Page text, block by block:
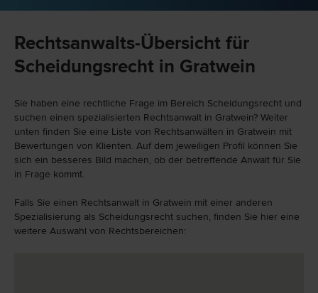
Rechtsanwalts-Übersicht für
Scheidungsrecht in Gratwein
Sie haben eine rechtliche Frage im Bereich Scheidungsrecht und
suchen einen spezialisierten Rechtsanwalt in Gratwein? Weiter
unten finden Sie eine Liste von Rechtsanwälten in Gratwein mit
Bewertungen von Klienten. Auf dem jeweiligen Profil können Sie
sich ein besseres Bild machen, ob der betreffende Anwalt für Sie
in Frage kommt.
Falls Sie einen Rechtsanwalt in Gratwein mit einer anderen
Spezialisierung als Scheidungsrecht suchen, finden Sie hier eine
weitere Auswahl von Rechtsbereichen: